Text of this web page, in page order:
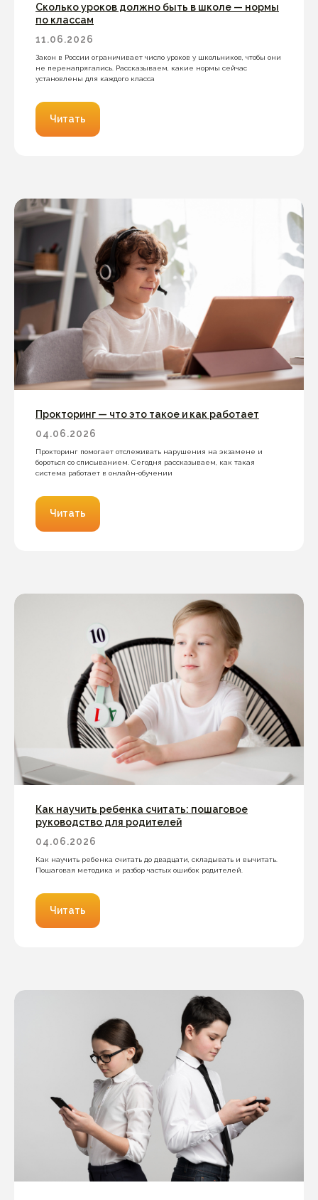
Сколько уроков должно быть в школе — нормы
по классам
11.06.2026
Закон в России ограничивает число уроков у школьников, чтобы они
не перенапрягались. Рассказываем, какие нормы сейчас
установлены для каждого класса
Читать
Прокторинг — что это такое и как работает
04.06.2026
Прокторинг помогает отслеживать нарушения на экзамене и
бороться со списыванием. Сегодня рассказываем, как такая
система работает в онлайн-обучении
Читать
Как научить ребенка считать: пошаговое
руководство для родителей
04.06.2026
Как научить ребенка считать до двадцати, складывать и вычитать.
Пошаговая методика и разбор частых ошибок родителей.
Читать